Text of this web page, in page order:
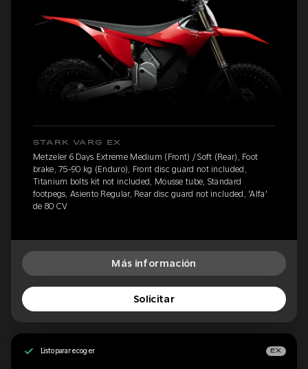
STARK VARG EX
Metzeler 6 Days Extreme Medium (Front) / Soft (Rear), Foot
brake, 75-90 kg (Enduro), Front disc guard not included,
Titanium bolts kit not included, Mousse tube, Standard
footpegs, Asiento Regular, Rear disc guard not included, 'Alfa'
de 80 CV
Más información
Solicitar
Listo para recoger EX